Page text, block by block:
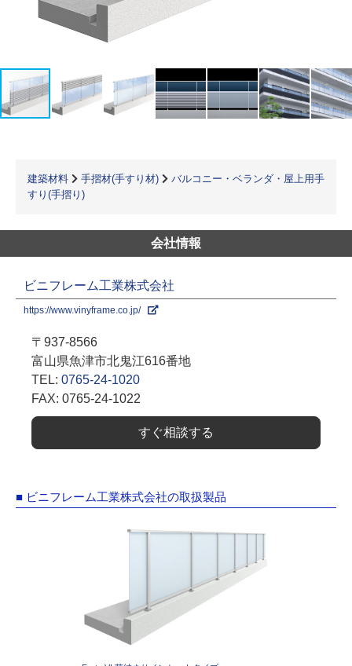
建築材料 手摺材(手すり材)
バルコニー・ベランダ・屋上用手
すり(手摺り)
会社情報
ビニフレーム工業株式会社
https://www.vinyframe.co.jp/
〒937-8566
富山県魚津市北鬼江616番地
TEL: 0765-24-1020
FAX: 0765-24-1022
すぐ相談する
■ ビニフレーム工業株式会社の取扱製品